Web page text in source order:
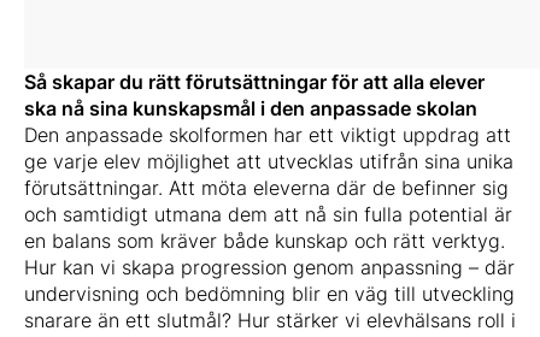
Så skapar du rätt förutsättningar för att alla elever
ska nå sina kunskapsmål i den anpassade skolan
Den anpassade skolformen har ett viktigt uppdrag att
ge varje elev möjlighet att utvecklas utifrån sina unika
förutsättningar. Att möta eleverna där de befinner sig
och samtidigt utmana dem att nå sin fulla potential är
en balans som kräver både kunskap och rätt verktyg.
Hur kan vi skapa progression genom anpassning – där
undervisning och bedömning blir en väg till utveckling
snarare än ett slutmål? Hur stärker vi elevhälsans roll i